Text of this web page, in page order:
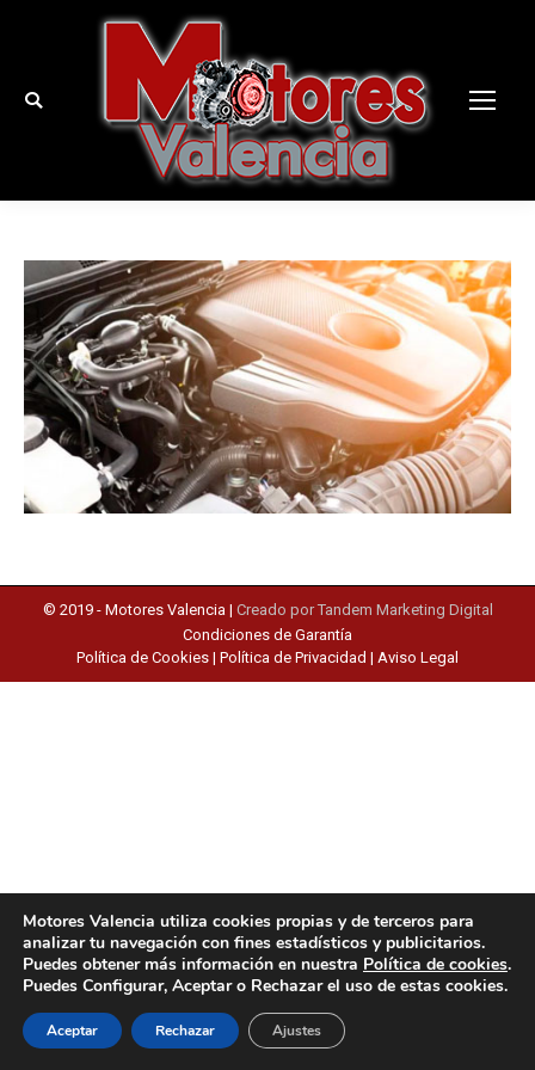
Buscar:
© 2019 - Motores Valencia| Creado por Tandem Marketing Digital
Condiciones de Garantía
Política de Cookies | Política de Privacidad | Aviso Legal
Motores Valencia utiliza cookies propias y de terceros para
analizar tu navegación con fines estadísticos y publicitarios.
Puedes obtener más información en nuestra Política de cookies.
Puedes Configurar, Aceptar o Rechazar el uso de estas cookies.
Aceptar Rechazar Ajustes